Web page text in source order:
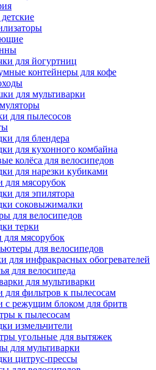
для йогуртниц
контейнеры для кофе
для мультиварки
для пылесосов
для блендера
для кухонного комбайна
колёса для велосипедов
для нарезки кубиками
для мясорубок
для эпилятора
соковыжималки
для велосипедов
терки
мясорубок
для велосипедов
для инфракрасных обогревателей
для велосипеда
для мультиварки
для фильтров к пылесосам
с режущим блоком для бритв
к пылесосам
измельчители
угольные для вытяжек
для мультиварки
цитрус-прессы